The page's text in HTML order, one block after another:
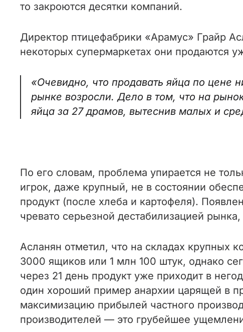
то закроются десятки компаний.
Директор птицефабрики «Арамус» Грайр
некоторых супермаркетах они продаются
«Очевидно, что продавать яйца по цене
рынке возросли. Дело в том, что на
яйца за 27 драмов, вытеснив малых и
По его словам, проблема упирается не
игрок, даже крупный, не в состоянии
продукт (после хлеба и картофеля).
чревато серьезной дестабилизацией
Асланян отметил, что на складах крупных
3000 ящиков или 1 млн 100 штук, однако
через 21 день продукт уже приходит в
один хороший пример анархии царящей в
максимизацию прибылей частного
производителей — это грубейшее